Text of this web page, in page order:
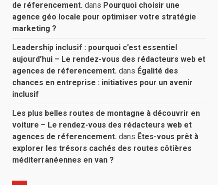
de réferencement. dans Pourquoi choisir une
agence géo locale pour optimiser votre stratégie
marketing ?
Leadership inclusif : pourquoi c’est essentiel
aujourd’hui – Le rendez-vous des rédacteurs web et
agences de réferencement. dans Égalité des
chances en entreprise : initiatives pour un avenir
inclusif
Les plus belles routes de montagne à découvrir en
voiture – Le rendez-vous des rédacteurs web et
agences de réferencement. dans Êtes-vous prêt à
explorer les trésors cachés des routes côtières
méditerranéennes en van ?